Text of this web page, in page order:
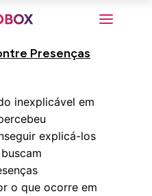
Presenças
inexplicável em
explicá-los
o que ocorre em